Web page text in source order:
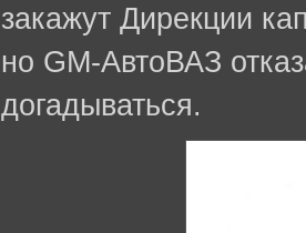
закажут Дирекции
но GM-АвтоВАЗ
догадываться.